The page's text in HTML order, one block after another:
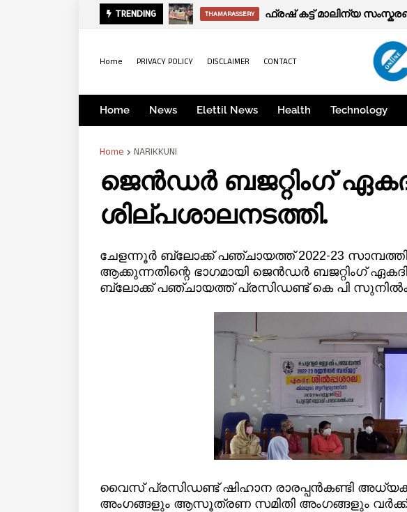
TRENDING THAMARASSERY ഫ്രഷ് കട്ട് മാലിന്യ
KERALA സായാഹ്ന വാര്‍ത്തകള്‍.
Home PRIVACY POLICY DISCLAIMER CONTACT
Home News Elettil News Health Technology
Home NARIKKUNI
ജെൻഡർ ബജറ്റിംഗ്
ശില്പശാലനടത്തി.
ചേളന്നൂർ ബ്ലോക്ക് പഞ്ചായത്ത് 2022-23
ആക്കുന്നതിന്റെ ഭാഗമായി ജെൻഡർ ബജറ്റിംഗ്
ബ്ലോക്ക് പഞ്ചായത്ത് പ്രസിഡണ്ട് കെ പി
വൈസ് പ്രസിഡണ്ട് ഷിഹാന രാരപ്പൻകണ്ടി
അംഗങ്ങളും ആസൂത്രണ സമിതി അംഗങ്ങളും